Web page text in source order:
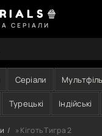
СЕРІАЛИ
Серіали
Турецькі Індійські
» Кіготь Тигра 2